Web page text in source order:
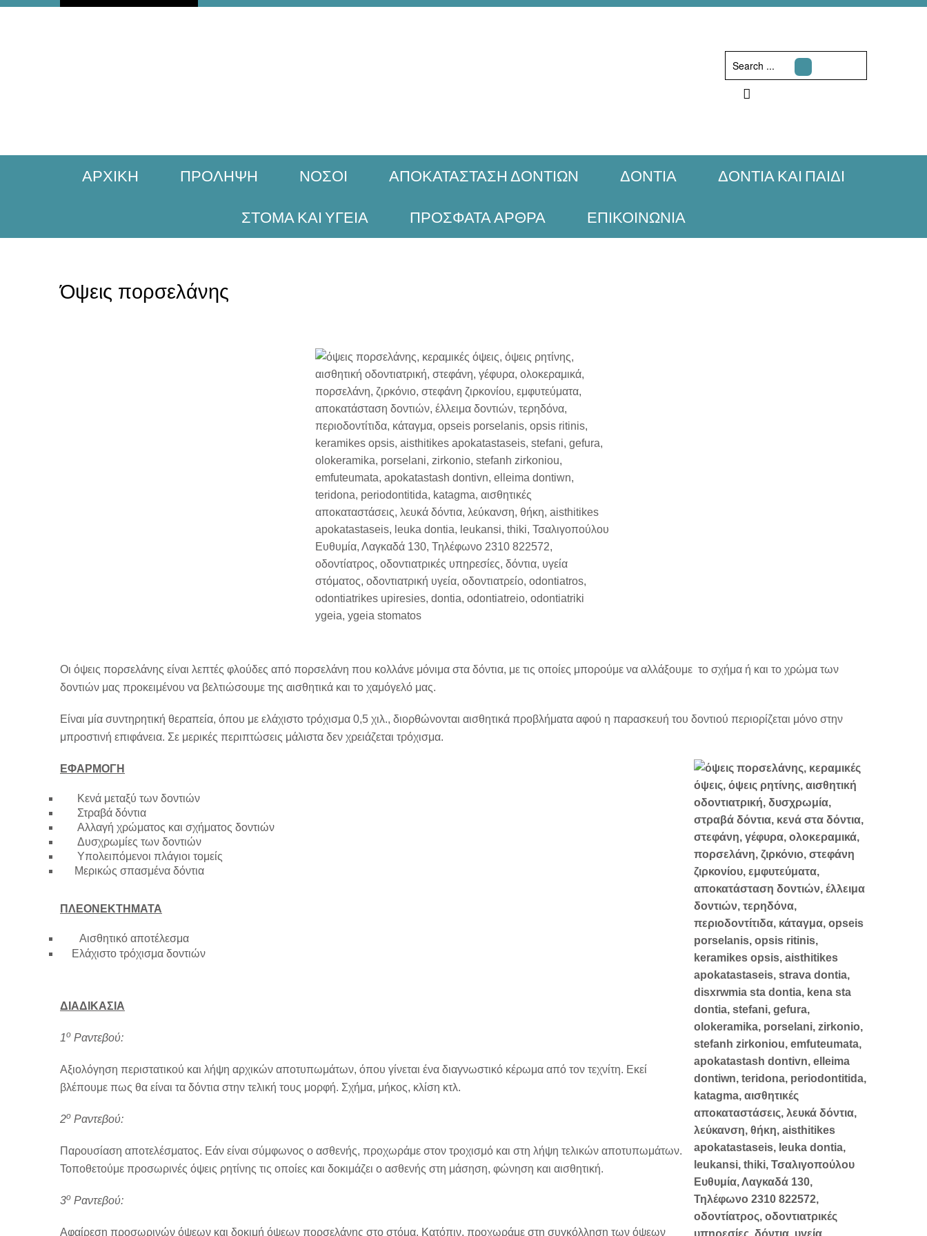
ΑΡΧΙΚΗ ΠΡΟΛΗΨΗ ΝΟΣΟΙ ΑΠΟΚΑΤΑΣΤΑΣΗ ΔΟΝΤΙΩΝ ΔΟΝΤΙΑ ΔΟΝΤΙΑ ΚΑΙ ΠΑΙΔΙ
ΣΤΟΜΑ ΚΑΙ ΥΓΕΙΑ ΠΡΟΣΦΑΤΑ ΑΡΘΡΑ ΕΠΙΚΟΙΝΩΝΙΑ
Όψεις πορσελάνης
Οι όψεις πορσελάνης είναι λεπτές φλούδες από πορσελάνη που κολλάνε μόνιμα στα δόντια, με τις οποίες μπορούμε να αλλάξουμε το σχήμα ή και το χρώμα των
δοντιών μας προκειμένου να βελτιώσουμε της αισθητικά και το χαμόγελό μας.
Είναι μία συντηρητική θεραπεία, όπου με ελάχιστο τρόχισμα 0,5 χιλ., διορθώνονται αισθητικά προβλήματα αφού η παρασκευή του δοντιού περιορίζεται μόνο στην
μπροστινή επιφάνεια. Σε μερικές περιπτώσεις μάλιστα δεν χρειάζεται τρόχισμα.
ΕΦΑΡΜΟΓΗ
Κενά μεταξύ των δοντιών
Στραβά δόντια
Αλλαγή χρώματος και σχήματος δοντιών
Δυσχρωμίες των δοντιών
Υπολειπόμενοι πλάγιοι τομείς
Μερικώς σπασμένα δόντια
ΠΛΕΟΝΕΚΤΗΜΑΤΑ
Αισθητικό αποτέλεσμα
Ελάχιστο τρόχισμα δοντιών
ΔΙΑΔΙΚΑΣΙΑ
1ο Ραντεβού:
Αξιολόγηση περιστατικού και λήψη αρχικών αποτυπωμάτων, όπου γίνεται ένα διαγνωστικό κέρωμα από τον τεχνίτη. Εκεί
βλέπουμε πως θα είναι τα δόντια στην τελική τους μορφή. Σχήμα, μήκος, κλίση κτλ.
2ο Ραντεβού:
Παρουσίαση αποτελέσματος. Εάν είναι σύμφωνος ο ασθενής, προχωράμε στον τροχισμό και στη λήψη τελικών αποτυπωμάτων.
Τοποθετούμε προσωρινές όψεις ρητίνης τις οποίες και δοκιμάζει ο ασθενής στη μάσηση, φώνηση και αισθητική.
3ο Ραντεβού:
Αφαίρεση προσωρινών όψεων και δοκιμή όψεων πορσελάνης στο στόμα. Κατόπιν, προχωράμε στη συγκόλληση των όψεων